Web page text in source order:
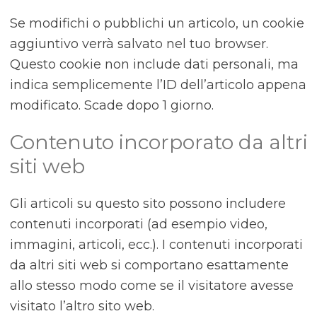
Se modifichi o pubblichi un articolo, un cookie
aggiuntivo verrà salvato nel tuo browser.
Questo cookie non include dati personali, ma
indica semplicemente l’ID dell’articolo appena
modificato. Scade dopo 1 giorno.
Contenuto incorporato da altri
siti web
Gli articoli su questo sito possono includere
contenuti incorporati (ad esempio video,
immagini, articoli, ecc.). I contenuti incorporati
da altri siti web si comportano esattamente
allo stesso modo come se il visitatore avesse
visitato l’altro sito web.